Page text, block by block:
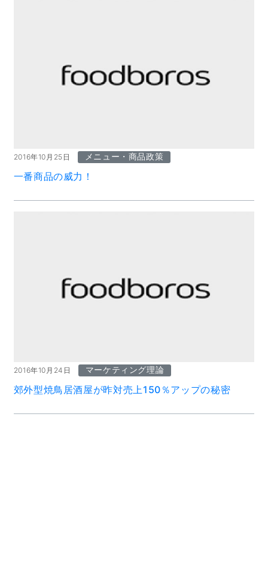
2016年10月25日 メニュー・商品政策
一番商品の威力！
2016年10月24日 マーケティング理論
郊外型焼鳥居酒屋が昨対売上150％アップの秘密